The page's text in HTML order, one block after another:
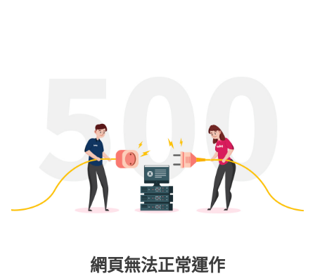
網頁無法正常運作